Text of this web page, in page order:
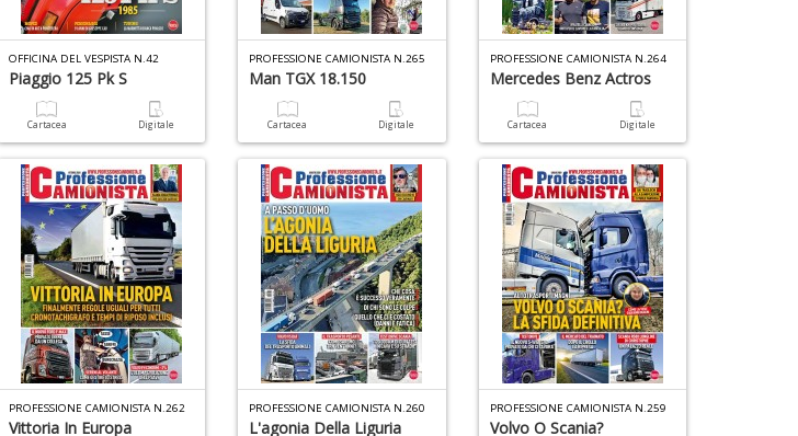
OFFICINA DEL VESPISTA N.42
Piaggio 125 Pk S
Cartacea Digitale
PROFESSIONE CAMIONISTA N.265
Man TGX 18.150
Cartacea Digitale
PROFESSIONE CAMIONISTA N.264
Mercedes Benz Actros
Cartacea Digitale
PROFESSIONE CAMIONISTA N.262
Vittoria In Europa
PROFESSIONE CAMIONISTA N.260
L'agonia Della Liguria
PROFESSIONE CAMIONISTA N.259
Volvo O Scania?